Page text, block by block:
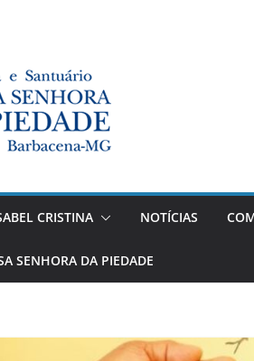
CRISTINA NOTÍCIAS
SENHORA DA PIEDADE